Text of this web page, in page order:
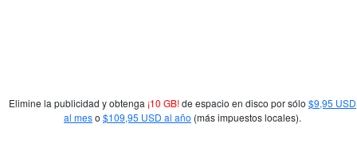
Elimine la publicidad y obtenga ¡10 GB!de espacio en disco por sólo $9,95 USD
al meso $109,95 USD al año (más impuestos locales).